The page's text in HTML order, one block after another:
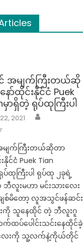
င် အမျက်ကြီးတယ်ဆို
ထိုင်းနိုင်ငံ Puek
မှာရှိတဲ့ ရုပ်ထုကြီးပါ
2021
အမျက်ကြီးတယ်ဆိုတာ
ငံ Puek Tian
ပ်ထုကြီးပါ ရုပ်ထု ၂ခုရဲ့
ဘီလူးမဟာ မင်းသားလေး
ချစ်မိတော့ လူအသွင်ဖန်ဆင်း
းကို သူနေထိုင် တဲ့ ဘီလူးဂူ
က်ထပ်ပေါင်းသင်းနေထိုင်ခဲ့
လေးကို သူ့လက်နဲ့ကိုယ်တိုင်